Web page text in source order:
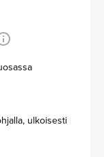
ulkoisesti